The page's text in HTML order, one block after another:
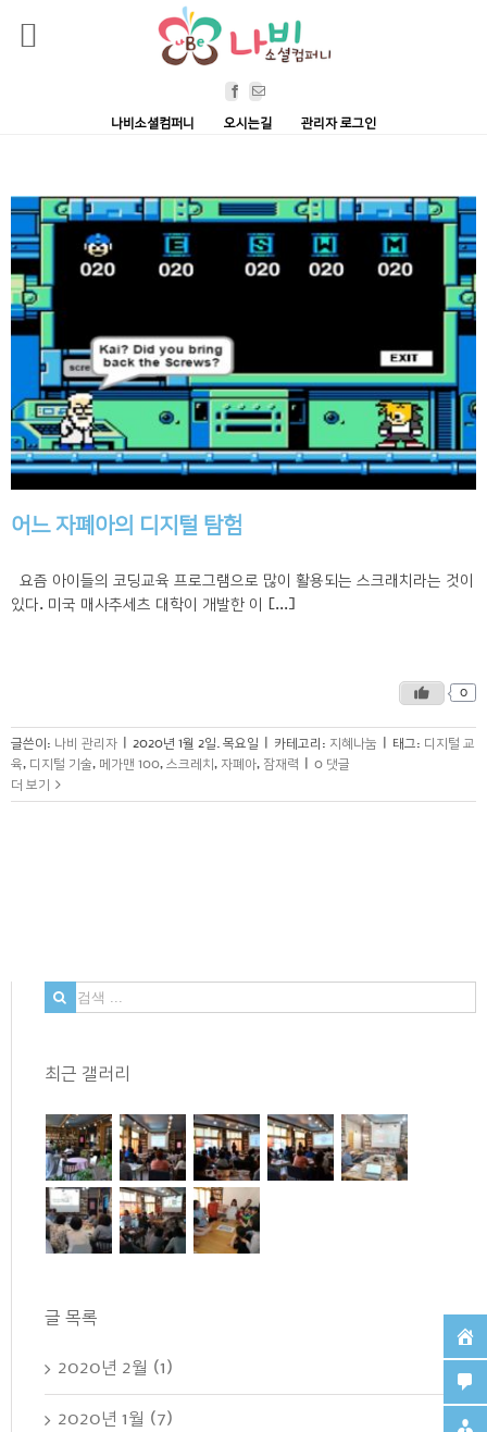
Facebook
나비소셜컴퍼니
오시는길 관리자 로그인
어느 자폐아의 디지털 탐험
요즘 아이들의 코딩교육 프로그램으로 많이 활용되는 스크래치라는 것이
있다. 미국 매사추세츠 대학이 개발한 이 [...]
0
글쓴이: 나비 관리자 2020년 1월 2일. 목요일 카테고리: 지혜나눔 태그: 디지털 교
육, 디지털 기술, 메가맨 100, 스크레치 , 자폐아, 잠재력
0 댓글
더 보기
검
최근 갤러리
글 목록
2020년 2월 (1)
2020년 1월 (7)